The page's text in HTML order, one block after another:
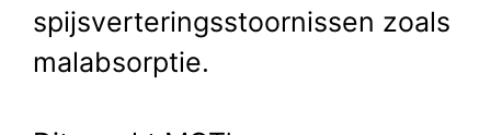
spijsverteringsstoornissen zoals
malabsorptie.